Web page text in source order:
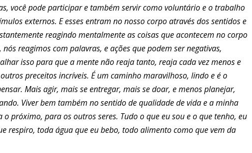
você pode participar e também servir como voluntário e o trabalho
externos. E esses entram no nosso corpo através dos sentidos e
reagindo mentalmente as coisas que acontecem no corpo
reagimos com palavras, e ações que podem ser negativas,
isso para que a mente não reaja tanto, reaja cada vez menos e
preceitos incríveis. É um caminho maravilhoso, lindo e é o
Mais agir, mais se entregar, mais se doar, e menos planejar,
Viver bem também no sentido de qualidade de vida e a minha
para os outros seres. Tudo o que eu sou e o que tenho, eu
respiro, toda água que eu bebo, todo alimento como que vem da